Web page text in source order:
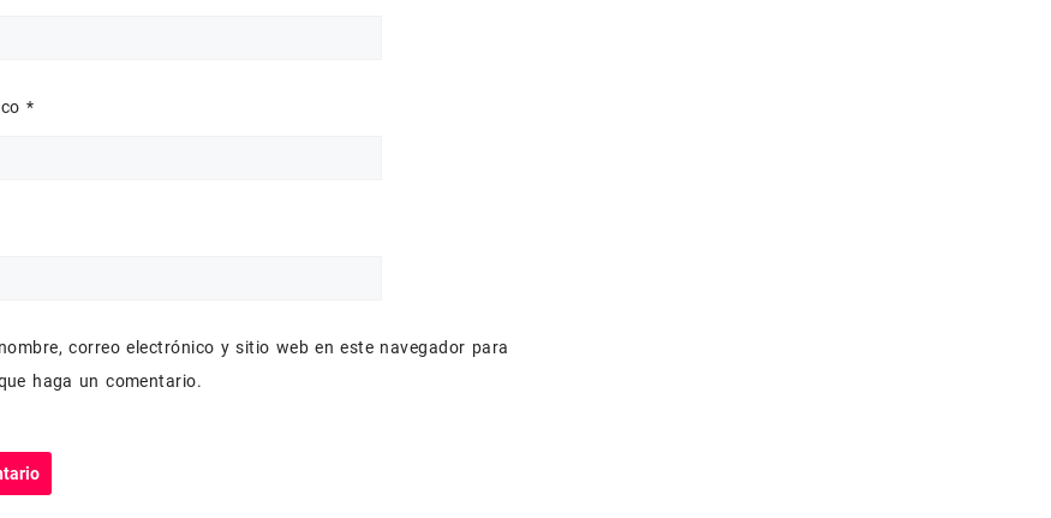
*
correo electrónico y sitio web en este navegador para
haga un comentario.